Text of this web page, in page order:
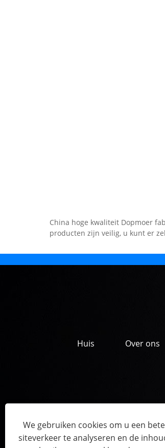
China hoge kwaliteit Dopmoer
producten zijn veilig, u kunt er
Huis Over ons
We gebruiken cookies om u een
siteverkeer te analyseren en de